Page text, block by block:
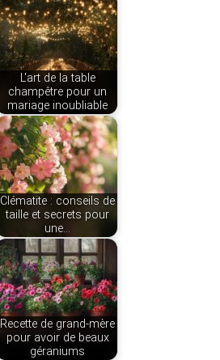
L'art de la table
champêtre pour un
mariage inoubliable
Clématite : conseils de
taille et secrets pour
une…
Recette de grand-mère
pour avoir de beaux
géraniums